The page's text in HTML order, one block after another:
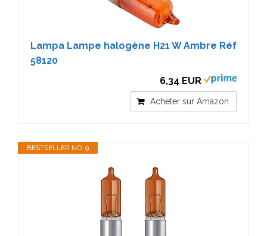
Lampa Lampe halogène H21 W Ambre Réf
58120
6,34 EUR
Acheter sur Amazon
BESTSELLER NO. 9